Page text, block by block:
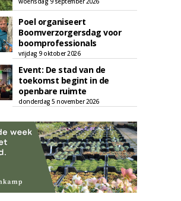
Poel organiseert
Boomverzorgersdag voor
boomprofessionals
vrijdag 9 oktober 2026
Event: De stad van de
toekomst begint in de
openbare ruimte
donderdag 5 november 2026